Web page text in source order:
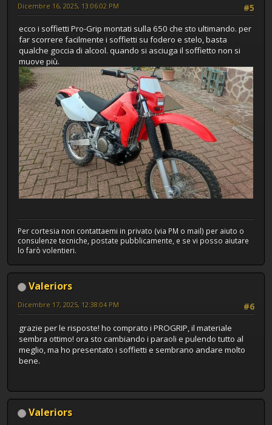
#5
Dicembre 16, 2025, 13:06:02 PM
ecco i soffietti Pro-Grip montati sulla 650 che sto ultimando. per
far scorrere facilmente i soffietti su fodero e stelo, basta
qualche goccia di alcool. quando si asciuga il soffietto non si
muove più.
Per cortesia non contattaemi in privato (via PM o mail) per aiuto o
consulenze tecniche, postate pubblicamente, e se vi posso aiutare
lo farò volentieri.
Valeriors
#6
Dicembre 17, 2025, 12:38:04 PM
grazie per le risposte! ho comprato i PROGRIP, il materiale
sembra ottimo! ora sto cambiando i paraoli e pulendo tutto al
meglio, ma ho presentato i soffietti e sembrano andare molto
bene.
Valeriors